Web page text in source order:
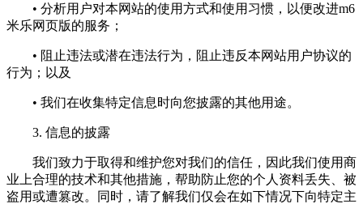
• 分析用户对本网站的使用方式和使用习惯，以便改进m6
米乐网页版的服务；
• 阻止违法或潜在违法行为，阻止违反本网站用户协议的
行为；以及
• 我们在收集特定信息时向您披露的其他用途。
3. 信息的披露
我们致力于取得和维护您对我们的信任，因此我们使用商
业上合理的技术和其他措施，帮助防止您的个人资料丢失、被
盗用或遭篡改。同时，请了解我们仅会在如下情况下向特定主